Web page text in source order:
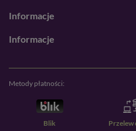
Informacje
Informacje
Metody płatności:
Blik Przelew